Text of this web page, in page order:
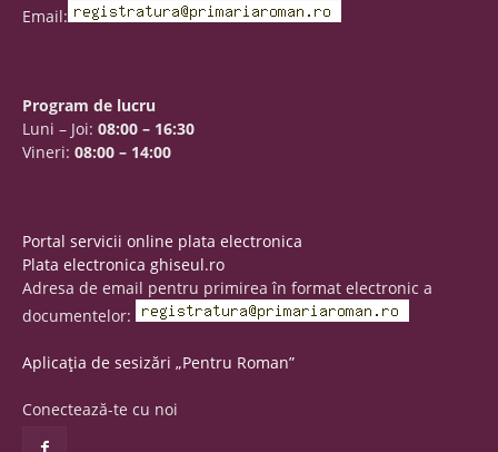
Email:
Program de lucru
Luni – Joi: 08:00 – 16:30
Vineri: 08:00 – 14:00
Portal servicii online plata electronica
Plata electronica ghiseul.ro
Adresa de email pentru primirea în format electronic a
documentelor:
Aplicația de sesizări „Pentru Roman”
Conectează-te cu noi